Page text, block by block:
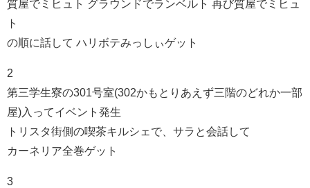
質屋でミヒュト グラウンドでランベルト 再び質屋でミヒュ
ト
の順に話して ハリボテみっしぃゲット
2
第三学生寮の301号室(302かもとりあえず三階のどれか一部
屋)入ってイベント発生
トリスタ街側の喫茶キルシェで、サラと会話して
カーネリア全巻ゲット
3